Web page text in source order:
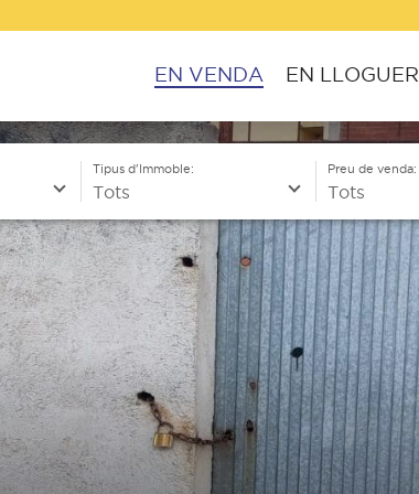
EN VENDA EN LLOGUER
Tipus d'Immoble: Preu de venda: